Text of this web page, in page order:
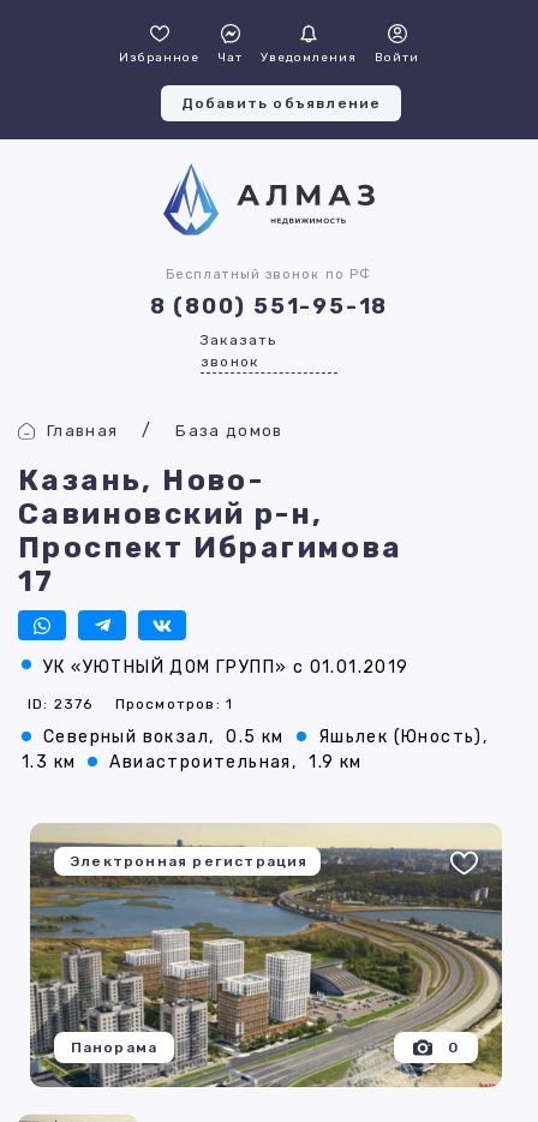
Избранное Чат Уведомления Войти
Добавить объявление
Бесплатный звонок по РФ
8 (800) 551-95-18
Заказать
звонок
Главная База домов
Казань, Ново-
Савиновский р-н,
Проспект Ибрагимова
17
УК «УЮТНЫЙ ДОМ ГРУПП» с 01.01.2019
ID: 2376 Просмотров: 1
Северный вокзал, 0.5 км
Яшьлек (Юность),
1.3 км
Авиастроительная, 1.9 км
Электронная регистрация
0
Панорама